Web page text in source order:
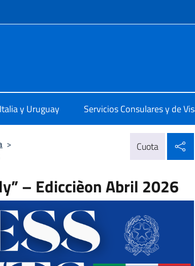
sociales y menú
Italia y Uruguay Servicios Consulares y de
>
Cuota
– Ediccièon Abril 2026